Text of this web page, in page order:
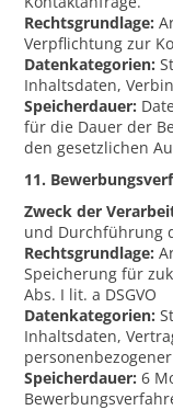
Rechtsgrundlage:
Verpflichtung zur
Datenkategorien:
Inhaltsdaten,
Speicherdauer:
für die Dauer der
den gesetzlichen
11.
Zweck der
und Durchführung
Rechtsgrundlage:
Speicherung für
Abs. I lit. a DSGVO
Datenkategorien:
Inhaltsdaten,
Speicherdauer: 6